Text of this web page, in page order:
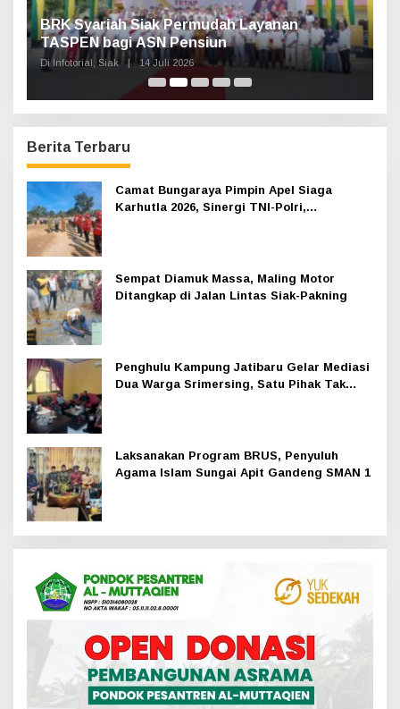
BRK Syariah Siak Permudah Layanan
TASPEN bagi ASN Pensiun
Di Infotorial, Siak | 14 Juli 2026
Berita Terbaru
Camat Bungaraya Pimpin Apel Siaga
Karhutla 2026, Sinergi TNI-Polri,
Sempat Diamuk Massa, Maling Motor
Ditangkap di Jalan Lintas Siak-Pakning
Penghulu Kampung Jatibaru Gelar Mediasi
Dua Warga Srimersing, Satu Pihak Tak
Laksanakan Program BRUS, Penyuluh
Agama Islam Sungai Apit Gandeng SMAN 1